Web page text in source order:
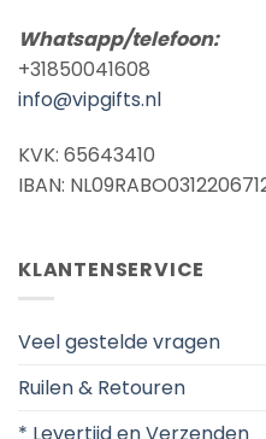
Whatsapp/telefoon:
+31850041608
info@vipgifts.nl
KVK: 65643410
IBAN:
KLANTENSERVICE
Veel gestelde vragen
Ruilen & Retouren